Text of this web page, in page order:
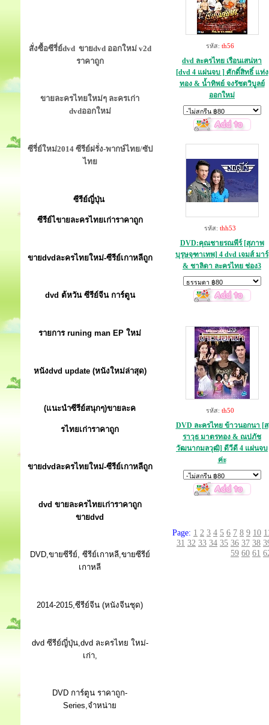
สั่งซื้อซีรี่ย์dvd ขายdvd ออกใหม่ v2d
ราคาถูก
ขายละครไทยใหม่ๆ ละครเก่า
dvdออกใหม่
ซีรี่ย์ใหม่2014 ซีรีย์ฝรั่ง-พากษ์ไทย/ซัป
ไทย
ซีรีย์ญี่ปุ่น
ซีรีย์ไขายละครไทยเก่าราคาถูก
ขายdvdละครไทยใหม่-ซีรีย์เกาหลีถูก
dvd ต้หวัน ซีรีย์จีน การ์ตูน
รายการ runing man EP ใหม่
หนังdvd update (หนังใหม่ล่าสุด)
(แนะนำซีรีย์สนุกๆ)ขายละค
รไทยเก่าราคาถูก
ขายdvdละครไทยใหม่-ซีรีย์เกาหลีถูก
dvd ขายละครไทยเก่าราคาถูก
ขายdvd
DVD,ขายซีรีย์, ซีรีย์เกาหลี,ขายซีรีย์
เกาหลี
2014-2015,ซีรีย์จีน (หนังจีนชุด)
dvd ซีรีย์ญี่ปุ่น,dvd ละครไทย ใหม่-
เก่า,
DVD การ์ตูน ราคาถูก-
Series,จำหน่าย
รหัส: th56
dvd ละครไทย เรือนเสน่หา
[dvd 4 แผ่นจบ ] ศักดิ์สิทธิ์ แท่ง
ทอง & น้ำทิพย์ จงรัชตวิบูลย์
ออกใหม่
รหัส: thh53
DVD:คุณชายรณพีร์ [สุภาพ
บุรุษจุฑาเทพ] 4 dvd เจมส์ มาร์
& ชาลิดา ละครไทย ช่อง3
รหัส: th50
DVD ละครไทย ข้าวนอกนา [ส
ราวุธ มาตรทอง & ณปภัช
วัฒนากมลวุฒิ] ดีวีดี 4 แผ่นจบ
ค่ะ
Page: 1 2 3 4 5 6 7 8 9 10
31 32 33 34 35 36 37 38
59 60 61